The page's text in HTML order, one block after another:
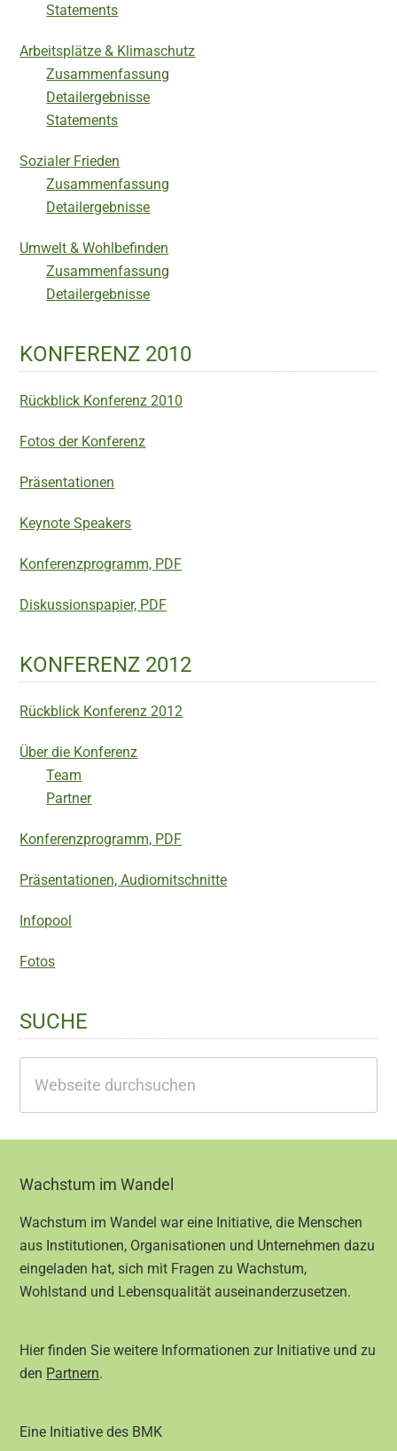
Statements
Arbeitsplätze & Klimaschutz
Zusammenfassung
Detailergebnisse
Statements
Sozialer Frieden
Zusammenfassung
Detailergebnisse
Umwelt & Wohlbefinden
Zusammenfassung
Detailergebnisse
KONFERENZ 2010
Rückblick Konferenz 2010
Fotos der Konferenz
Präsentationen
Keynote Speakers
Konferenzprogramm, PDF
Diskussionspapier, PDF
KONFERENZ 2012
Rückblick Konferenz 2012
Über die Konferenz
Team
Partner
Konferenzprogramm, PDF
Präsentationen, Audiomitschnitte
Infopool
Fotos
SUCHE
durchsuchen
Footer
Wachstum im Wandel
Wachstum im Wandel war eine Initiative, die Menschen
aus Institutionen, Organisationen und Unternehmen dazu
eingeladen hat, sich mit Fragen zu Wachstum,
Wohlstand und Lebensqualität auseinanderzusetzen.
Hier finden Sie weitere Informationen zur Initiative und zu
den Partnern.
Eine Initiative des BMK